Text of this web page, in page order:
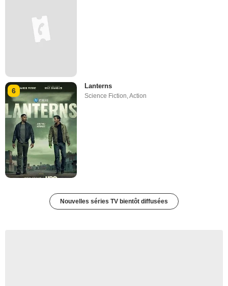
6
Lanterns
Science Fiction,Action
Nouvelles séries TV bientôt diffusées